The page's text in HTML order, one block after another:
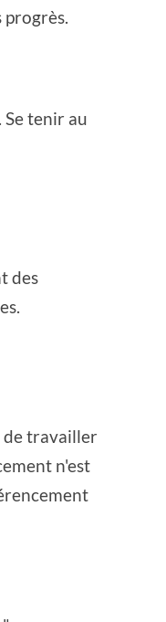
progrès.
tenir au
des
de travailler
n'est